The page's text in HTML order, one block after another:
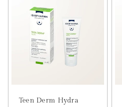
Teen Derm Hydra